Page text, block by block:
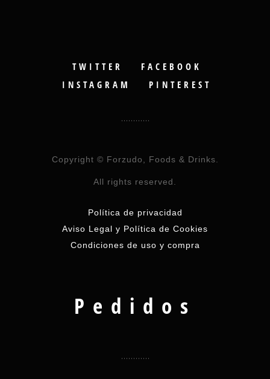
TWITTER
FACEBOOK
INSTAGRAM
PINTEREST
Copyright © Forzudo, Foods & Drinks.
All rights reserved.
Política de privacidad
Aviso Legal y Política de Cookies
Condiciones de uso y compra
Pedidos